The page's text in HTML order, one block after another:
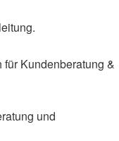
Kundenberatung &
und